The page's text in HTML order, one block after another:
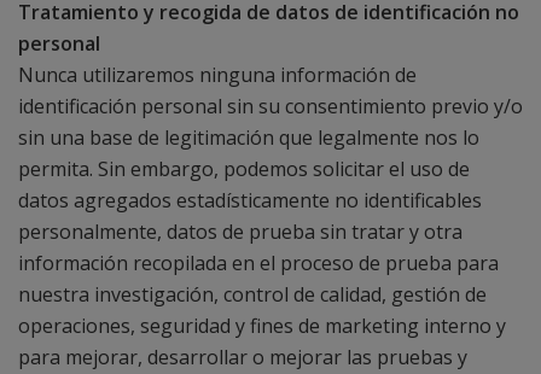
Tratamiento y recogida de datos de identificación no
personal
Nunca utilizaremos ninguna información de
identificación personal sin su consentimiento previo y/o
sin una base de legitimación que legalmente nos lo
permita. Sin embargo, podemos solicitar el uso de
datos agregados estadísticamente no identificables
personalmente, datos de prueba sin tratar y otra
información recopilada en el proceso de prueba para
nuestra investigación, control de calidad, gestión de
operaciones, seguridad y fines de marketing interno y
para mejorar, desarrollar o mejorar las pruebas y